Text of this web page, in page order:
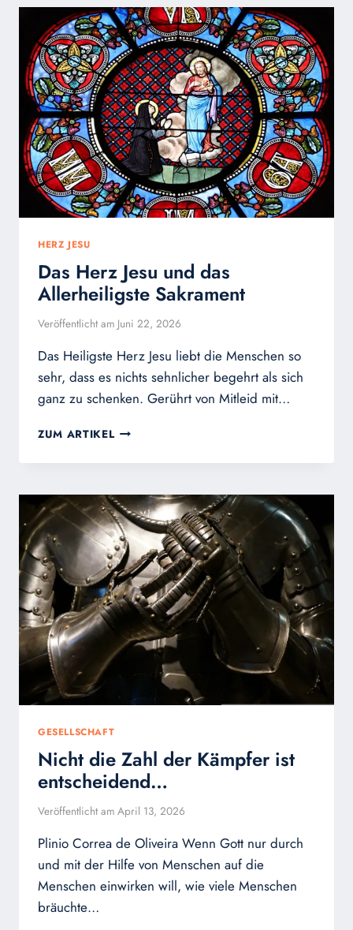
WEISHEIT
DES
HEILIGEN
IGNATIUS
VON
LOYOLA
HERZ JESU
Das Herz Jesu und das
Allerheiligste Sakrament
Veröffentlicht am Juni 22, 2026
Das Heiligste Herz Jesu liebt die Menschen so
sehr, dass es nichts sehnlicher begehrt als sich
ganz zu schenken. Gerührt von Mitleid mit…
ZUM ARTIKEL DAS
JESU
DAS
ALLERHEILIGSTE
SAKRAMENT
GESELLSCHAFT
Nicht die Zahl der Kämpfer ist
entscheidend…
Veröffentlicht am April 13, 2026
Plinio Correa de Oliveira Wenn Gott nur durch
und mit der Hilfe von Menschen auf die
Menschen einwirken will, wie viele Menschen
bräuchte…